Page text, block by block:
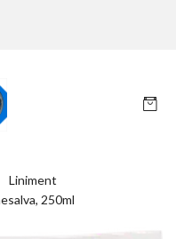
Liniment
250ml